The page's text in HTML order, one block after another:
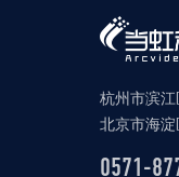
杭州市滨江
北京市海
0571-